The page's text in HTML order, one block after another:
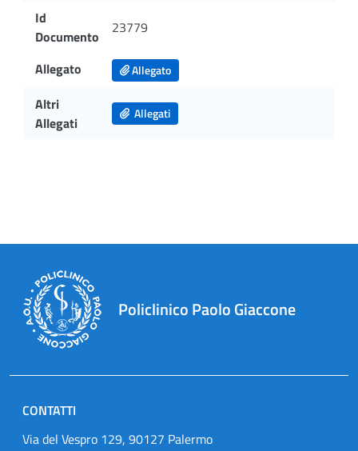
Id
Documento
23779
Allegato Allegato
Altri
Allegati
Allegati
Policlinico Paolo Giaccone
CONTATTI
Via del Vespro 129, 90127 Palermo